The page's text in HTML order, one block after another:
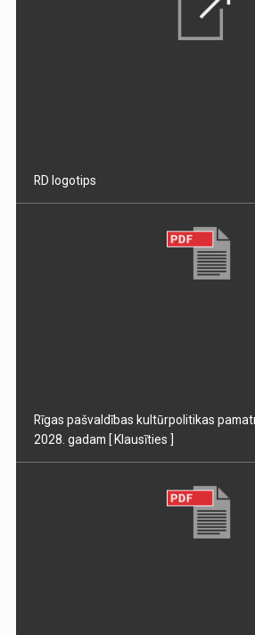
RD logotips
Rīgas pašvaldības kultūrpolitikas
2028. gadam [ Klausīties ]